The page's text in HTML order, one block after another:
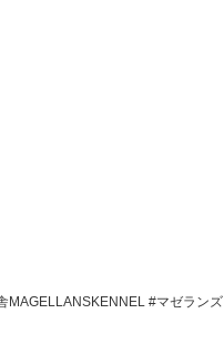
MAGELLANSKENNEL #マゼランズ